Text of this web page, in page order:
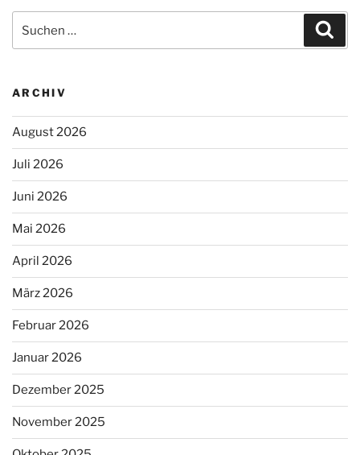
nach:
ARCHIV
August 2026
Juli 2026
Juni 2026
Mai 2026
April 2026
März 2026
Februar 2026
Januar 2026
Dezember 2025
November 2025